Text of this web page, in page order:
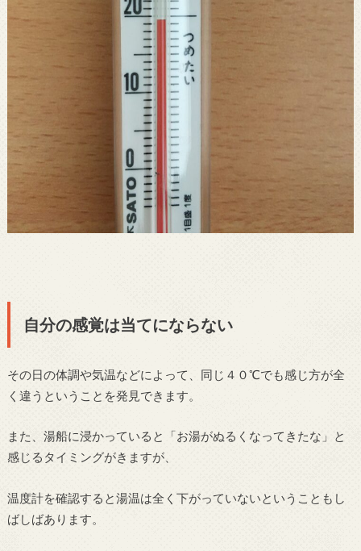
自分の感覚は当てにならない
その日の体調や気温などによって、同じ４０℃でも感じ方が全
く違うということを発見できます。
また、湯船に浸かっていると「お湯がぬるくなってきたな」と
感じるタイミングがきますが、
温度計を確認すると湯温は全く下がっていないということもし
ばしばあります。